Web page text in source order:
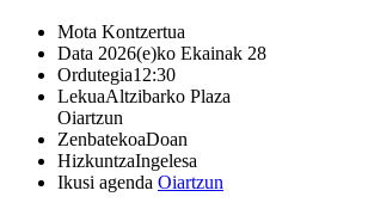
Mota Kontzertua
Data 2026(e)ko Ekainak 28
Ordutegia12:30
LekuaAltzibarko Plaza
Oiartzun
ZenbatekoaDoan
HizkuntzaIngelesa
Ikusi agenda Oiartzun